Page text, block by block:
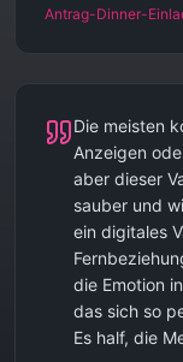
Antrag-Dinner-
Die meisten
Anzeigen
aber dieser
sauber und
ein digitales
die Emotion
das sich so
Es half, die